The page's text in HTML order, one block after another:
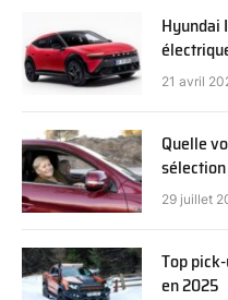
Hyundai
21 avril
Quelle
29 juillet
Top
en 2025